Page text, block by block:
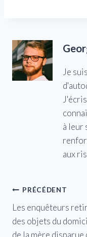
Je
à leur
aux
Navigation
de
PRÉCÉDENT
Les enquêteurs
des objets du
de la mère disparue